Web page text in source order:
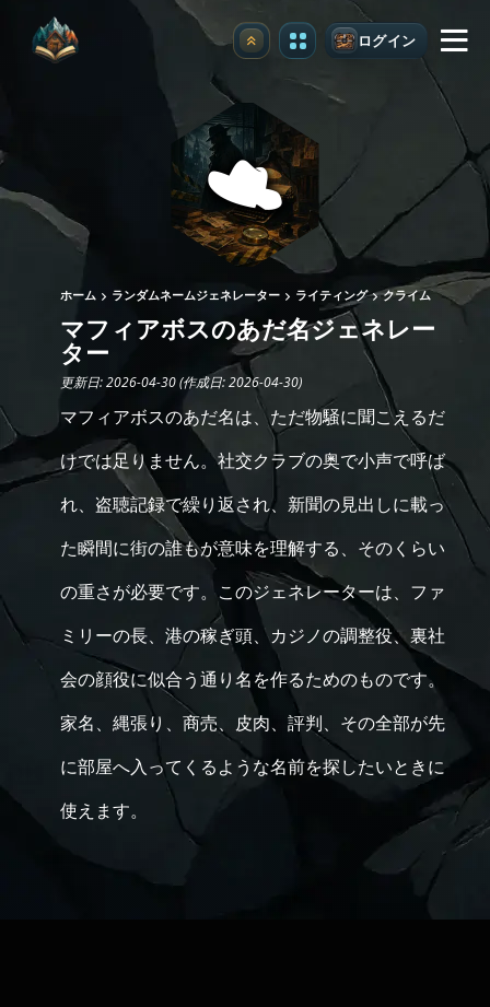
アップグレード ログイン
ホーム ランダムネームジェネレーター ライティング クライム
マフィアボスのあだ名ジェネレー
ター
更新日: 2026-04-30 (作成日: 2026-04-30)
マフィアボスのあだ名は、ただ物騒に聞こえるだ
けでは足りません。社交クラブの奥で小声で呼ば
れ、盗聴記録で繰り返され、新聞の見出しに載っ
た瞬間に街の誰もが意味を理解する、そのくらい
の重さが必要です。このジェネレーターは、ファ
ミリーの長、港の稼ぎ頭、カジノの調整役、裏社
会の顔役に似合う通り名を作るためのものです。
家名、縄張り、商売、皮肉、評判、その全部が先
に部屋へ入ってくるような名前を探したいときに
使えます。